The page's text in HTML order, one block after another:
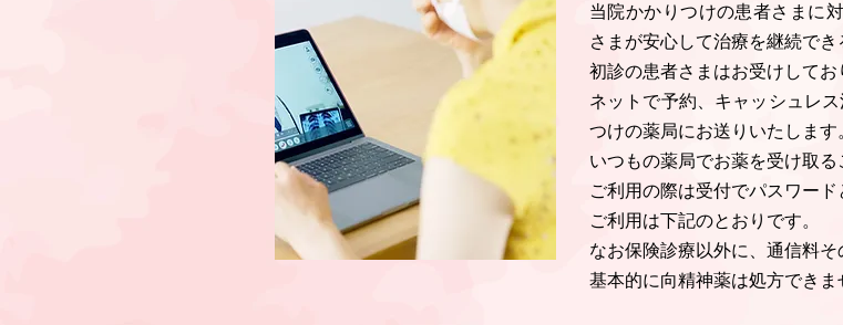
当院かかりつけの患者さまに
さまが安心して治療を継続で
初診の患者さまはお受けしてお
ネットで予約、キャッシュレ
つけの薬局にお送りいたします
いつもの薬局でお薬を受け取る
ご利用の際は受付でパスワー
ご利用は下記のとおりです。
なお保険診療以外に、通信料そ
基本的に向精神薬は処方できま